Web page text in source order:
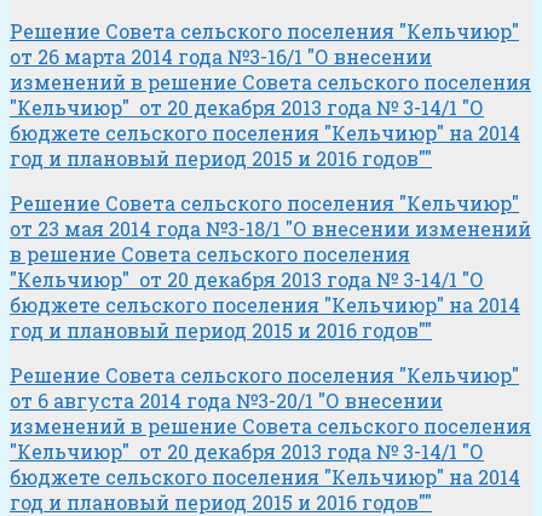
Решение Совета сельского поселения "Кельчиюр"
от 26 марта 2014 года №3-16/1 "О внесении
изменений в решение Совета сельского поселения
"Кельчиюр" от 20 декабря 2013 года № 3-14/1 "О
бюджете сельского поселения "Кельчиюр" на 2014
год и плановый период 2015 и 2016 годов""
Решение Совета сельского поселения "Кельчиюр"
от 23 мая 2014 года №3-18/1 "О внесении изменений
в решение Совета сельского поселения
"Кельчиюр" от 20 декабря 2013 года № 3-14/1 "О
бюджете сельского поселения "Кельчиюр" на 2014
год и плановый период 2015 и 2016 годов""
Решение Совета сельского поселения "Кельчиюр"
от 6 августа 2014 года №3-20/1 "О внесении
изменений в решение Совета сельского поселения
"Кельчиюр" от 20 декабря 2013 года № 3-14/1 "О
бюджете сельского поселения "Кельчиюр" на 2014
год и плановый период 2015 и 2016 годов""